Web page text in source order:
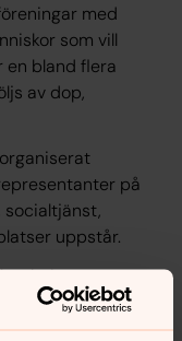
med
som vill
en bland flera
av dop,
på
socialtjänst,
uppstår.
relationer.
i en pågående
och